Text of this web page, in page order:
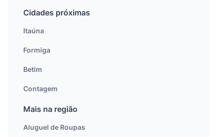
Cidades próximas
Itaúna
Formiga
Betim
Contagem
Mais na região
Aluguel de Roupas